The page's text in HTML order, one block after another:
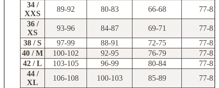
34 /
XXS
89-92 80-83 66-68
77-81
36 /
XS
93-96 84-87 69-71
77-81
38 / S
97-99 88-91 72-75
77-81
40 / M
100-102 92-95 76-79
77-81
42 / L
103-105 96-99 80-84
77-81
44 /
XL
106-108 100-103 85-89
77-81